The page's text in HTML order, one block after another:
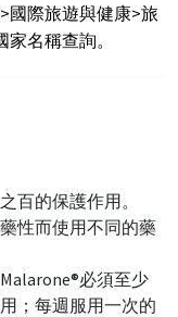
國際旅遊與健康>旅
名稱查詢。
百的保護作用。
性而使用不同的藥
必須至少
；每週服用一次的